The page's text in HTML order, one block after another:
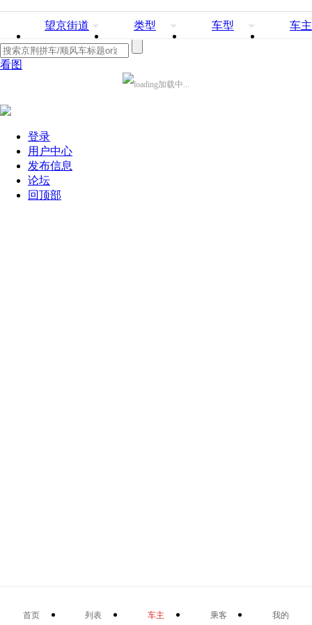
望京街道 类型 车型 车主
看图
加载中...
登录
用户中心
发布信息
论坛
回顶部
首页 列表 车主 乘客 我的